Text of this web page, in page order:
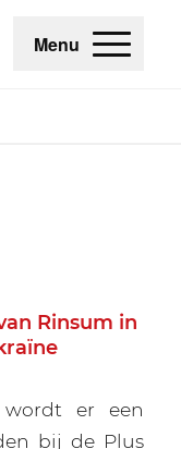
Menu
Rinsum in
er een
bij de Plus